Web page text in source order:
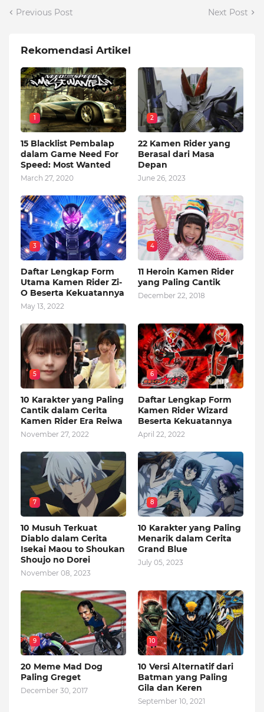
Previous Post Next Post
Rekomendasi Artikel
1
15 Blacklist Pembalap
dalam Game Need For
Speed: Most Wanted
March 27, 2020
2
22 Kamen Rider yang
Berasal dari Masa
Depan
June 26, 2023
3
Daftar Lengkap Form
Utama Kamen Rider Zi-
O Beserta Kekuatannya
May 13, 2022
4
11 Heroin Kamen Rider
yang Paling Cantik
December 22, 2018
5
10 Karakter yang Paling
Cantik dalam Cerita
Kamen Rider Era Reiwa
November 27, 2022
6
Daftar Lengkap Form
Kamen Rider Wizard
Beserta Kekuatannya
April 22, 2022
7
10 Musuh Terkuat
Diablo dalam Cerita
Isekai Maou to Shoukan
Shoujo no Dorei
November 08, 2023
8
10 Karakter yang Paling
Menarik dalam Cerita
Grand Blue
July 05, 2023
9
20 Meme Mad Dog
Paling Greget
December 30, 2017
10
10 Versi Alternatif dari
Batman yang Paling
Gila dan Keren
September 10, 2021